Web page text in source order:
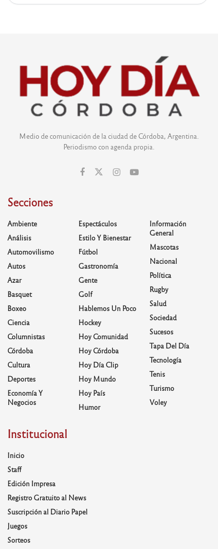
Medio de comunicación de la ciudad de Córdoba, Argentina.
Periodismo con agenda propia.
Secciones
Ambiente
Análisis
Automovilismo
Autos
Azar
Basquet
Boxeo
Ciencia
Columnistas
Córdoba
Cultura
Deportes
Economía Y
Negocios
Espectáculos
Estilo Y Bienestar
Fútbol
Gastronomía
Gente
Golf
Hablemos Un Poco
Hockey
Hoy Comunidad
Hoy Córdoba
Hoy Día Clip
Hoy Mundo
Hoy País
Humor
Información
General
Mascotas
Nacional
Política
Rugby
Salud
Sociedad
Sucesos
Tapa Del Día
Tecnología
Tenis
Turismo
Voley
Institucional
Inicio
Staff
Edición Impresa
Registro Gratuito al News
Suscripción al Diario Papel
Juegos
Sorteos